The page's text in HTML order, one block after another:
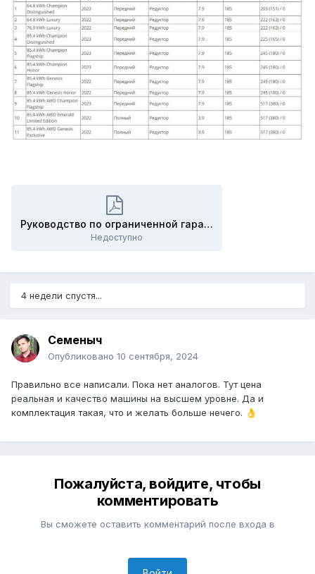
Руководство по ограниченной гарантии BYD HAN.pdf
Недоступно
4 недели спустя...
Семеныч
Опубликовано 10 сентября, 2024
Правильно все написали. Пока нет аналогов. Тут цена
реальная и качество машины на высшем уровне. Да и
комплектация такая, что и желать больше нечего. 👌
Пожалуйста, войдите, чтобы
комментировать
Вы сможете оставить комментарий после входа в